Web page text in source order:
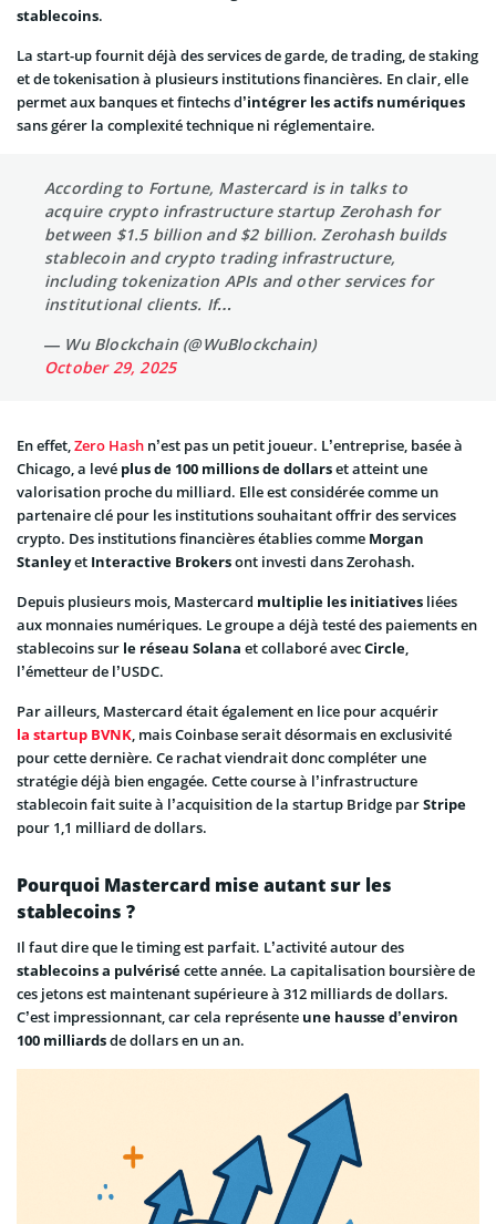
stablecoins.
La start-up fournit déjà des services de garde, de trading, de staking
et de tokenisation à plusieurs institutions financières. En clair, elle
permet aux banques et fintechs d’intégrer les actifs numériques
sans gérer la complexité technique ni réglementaire.
According to Fortune, Mastercard is in talks to
acquire crypto infrastructure startup Zerohash for
between $1.5 billion and $2 billion. Zerohash builds
stablecoin and crypto trading infrastructure,
including tokenization APIs and other services for
institutional clients. If…
— Wu Blockchain (@WuBlockchain)
October 29, 2025
En effet,Zero Hash n’est pas un petit joueur. L’entreprise, basée à
Chicago, a levé plus de 100 millions de dollarset atteint une
valorisation proche du milliard. Elle est considérée comme un
partenaire clé pour les institutions souhaitant offrir des services
crypto. Des institutions financières établies comme Morgan
Stanleyet Interactive Brokersont investi dans Zerohash.
Depuis plusieurs mois, Mastercard multiplie les initiatives liées
aux monnaies numériques. Le groupe a déjà testé des paiements en
stablecoins sur le réseau Solana et collaboré avecCircle,
l’émetteur de l’USDC.
Par ailleurs, Mastercard était également en lice pour acquérir
la startup BVNK, mais Coinbase serait désormais en exclusivité
pour cette dernière. Ce rachat viendrait donc compléter une
stratégie déjà bien engagée. Cette course à l’infrastructure
stablecoin fait suite à l’acquisition de la startup Bridge parStripe
pour 1,1 milliard de dollars.
Pourquoi Mastercard mise autant sur les
stablecoins ?
Il faut dire que le timing est parfait. L’activité autour des
stablecoins a pulvérisécette année. La capitalisation boursière de
ces jetons est maintenant supérieure à 312 milliards de dollars.
C’est impressionnant, car cela représente une hausse d’environ
100 milliardsde dollars en un an.